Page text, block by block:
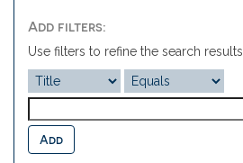
Add filters:
Use filters to refine the search results.